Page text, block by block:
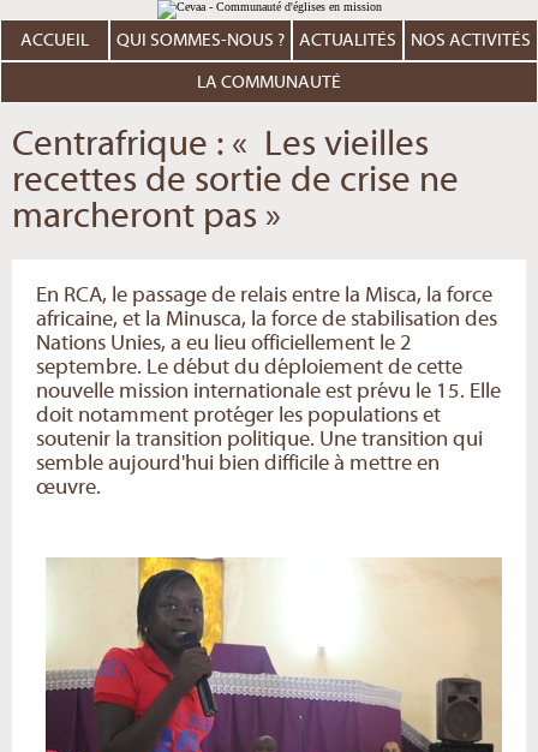
au
contenu.
Aller
personnels
ACCUEIL QUI SOMMES-NOUS ? ACTUALITÉS NOS ACTIVITÉS
LA COMMUNAUTÉ
Centrafrique : « Les vieilles
recettes de sortie de crise ne
marcheront pas »
En RCA, le passage de relais entre la Misca, la force
africaine, et la Minusca, la force de stabilisation des
Nations Unies, a eu lieu officiellement le 2
septembre. Le début du déploiement de cette
nouvelle mission internationale est prévu le 15. Elle
doit notamment protéger les populations et
soutenir la transition politique. Une transition qui
semble aujourd'hui bien difficile à mettre en
œuvre.